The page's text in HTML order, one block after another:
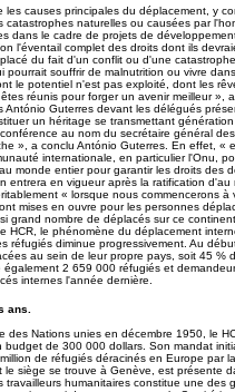
causes principales du déplacement, y
naturelles ou causées par
dans le cadre de projets de
l'éventail complet des droits dont ils
du fait d'un conflit ou d'une
souffrir de malnutrition ou vivre
le potentiel n'est pas exploité, dont les
réunis pour forger un avenir meilleur »,
António Guterres devant les délégués
un héritage se transmettant
au nom du secrétaire général
», a conclu António Guterres. En effet, «
internationale, en particulier l'Onu,
monde entier pour garantir les droits des
entrera en vigueur après la ratification d'au
« lorsque nous commencerons à
mises en ouvre pour les personnes
grand nombre de déplacés sur ce
HCR, le phénomène du déplacement
réfugiés diminue progressivement. Au
au sein de leur propre pays, soit 45 %
2 659 000 réfugiés et
internes l'année dernière.
ans.
des Nations unies en décembre 1950, le
de 300 000 dollars. Son mandat
de réfugiés déracinés en Europe par
siège se trouve à Genève, est présente
humanitaires constitue une des